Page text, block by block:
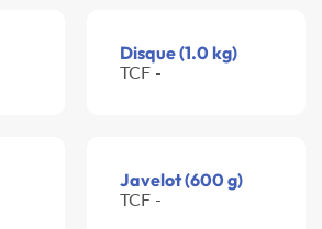
Disque (1.0 kg)
TCF -
Javelot (600 g)
TCF -